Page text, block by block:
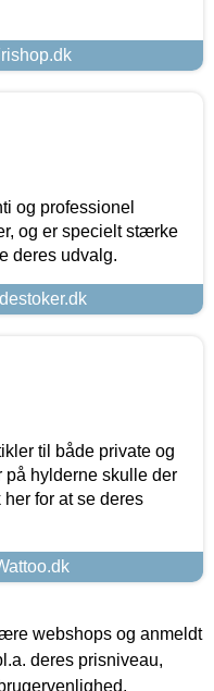
og professionel
og er specielt stærke
deres udvalg.
til både private og
på hylderne skulle der
for at se deres
webshops og anmeldt
deres prisniveau,